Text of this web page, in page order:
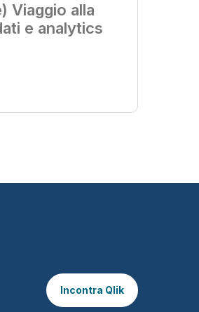
Viaggio alla
e analytics
Incontra Qlik